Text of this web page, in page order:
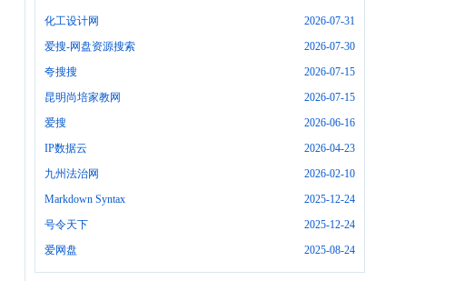
2026-07-31
化工设计网
2026-07-30
爱搜-网盘资源搜索
2026-07-15
夸搜搜
2026-07-15
昆明尚培家教网
2026-06-16
爱搜
2026-04-23
IP数据云
2026-02-10
九州法治网
2025-12-24
Markdown Syntax
2025-12-24
号令天下
2025-08-24
爱网盘